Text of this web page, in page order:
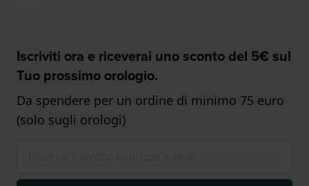
Iscriviti ora e riceverai uno sconto del 5€ sul
Tuo prossimo orologio.
Da spendere per un ordine di minimo 75 euro
(solo sugli orologi)